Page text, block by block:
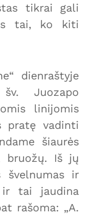
tikrai gali
tai, ko kiti
dienraštyje
Juozapo
linijomis
pratę vadinti
šiaurės
bruožų. Iš jų
švelnumas ir
ir tai jaudina
rašoma: „A.